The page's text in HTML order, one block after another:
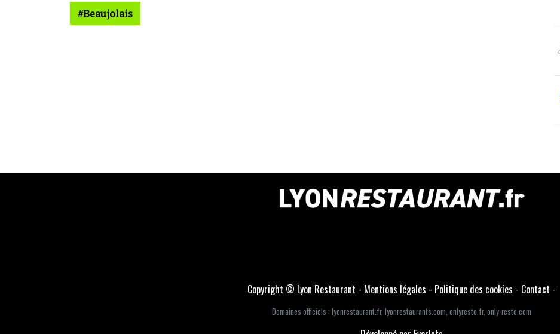
Beaujolais
Copyright © Lyon Restaurant - Mentions légales - Politique des cookies - Contact -
Domaines officiels : lyonrestaurant.fr, lyonrestaurants.com, onlyresto.fr, only-resto.com